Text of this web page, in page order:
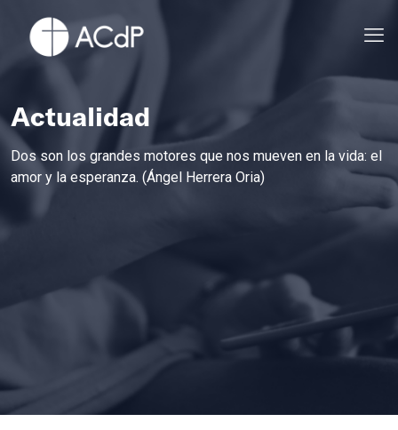
Actualidad
Dos son los grandes motores que nos mueven en la vida: el
amor y la esperanza. (Ángel Herrera Oria)